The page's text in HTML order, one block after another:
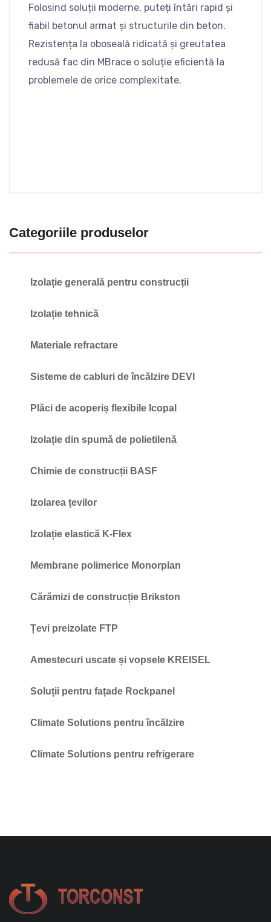
Folosind soluții moderne, puteți întări rapid și
fiabil betonul armat și structurile din beton.
Rezistența la oboseală ridicată și greutatea
redusă fac din MBrace o soluție eficientă la
problemele de orice complexitate.
Categoriile produselor
Izolație generală pentru construcții
Izolație tehnică
Materiale refractare
Sisteme de cabluri de încălzire DEVI
Plăci de acoperiș flexibile Icopal
Izolație din spumă de polietilenă
Chimie de construcții BASF
Izolarea țevilor
Izolație elastică K-Flex
Membrane polimerice Monorplan
Cărămizi de construcție Brikston
Țevi preizolate FTP
Amestecuri uscate și vopsele KREISEL
Soluții pentru fațade Rockpanel
Climate Solutions pentru încălzire
Climate Solutions pentru refrigerare